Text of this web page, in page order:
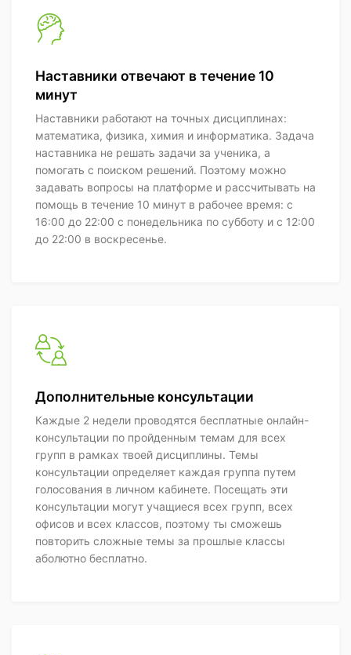
Наставники отвечают в течение 10
минут
Наставники работают на точных дисциплинах:
математика, физика, химия и информатика. Задача
наставника не решать задачи за ученика, а
помогать с поиском решений. Поэтому можно
задавать вопросы на платформе и рассчитывать на
помощь в течение 10 минут в рабочее время: с
16:00 до 22:00 с понедельника по субботу и с 12:00
до 22:00 в воскресенье.
Дополнительные консультации
Каждые 2 недели проводятся бесплатные онлайн-
консультации по пройденным темам для всех
групп в рамках твоей дисциплины. Темы
консультации определяет каждая группа путем
голосования в личном кабинете. Посещать эти
консультации могут учащиеся всех групп, всех
офисов и всех классов, поэтому ты сможешь
повторить сложные темы за прошлые классы
аболютно бесплатно.